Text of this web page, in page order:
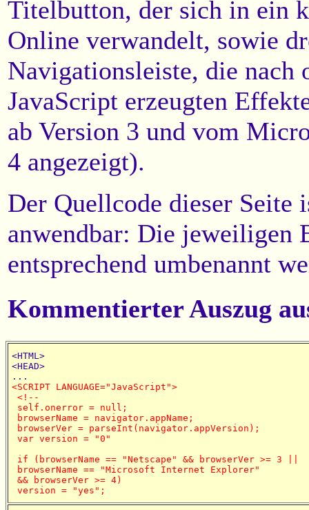
Titelbutton, der sich in ein
Online verwandelt, sowie
Navigationsleiste, die nach
JavaScript erzeugten
ab Version 3 und vom
4 angezeigt).
Der Quellcode dieser Seite
anwendbar: Die jeweiligen
entsprechend umbenannt
Kommentierter Auszug
<HTML>
<HEAD>
<SCRIPT LANGUAGE="JavaScript">
<!--
self.onerror = null;
browserName = navigator.appName;
browserVer = parseInt(navigator.appVersion);
var version = "0"
if (browserName == "Netscape" && browserVer >= 3 ||
browserName == "Microsoft Internet Explorer"
&& browserVer >= 4)
version = "yes";